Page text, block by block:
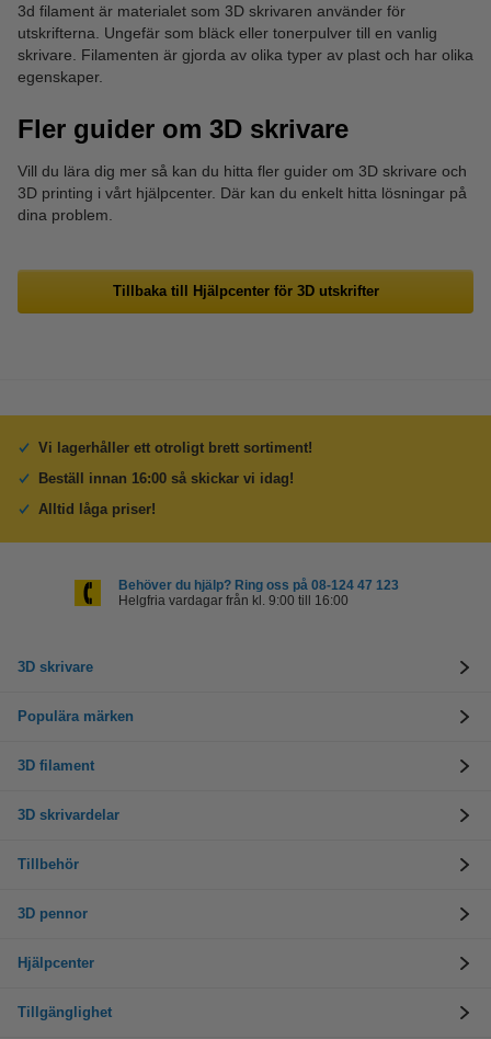
3d filament är materialet som 3D skrivaren använder för
utskrifterna. Ungefär som bläck eller tonerpulver till en vanlig
skrivare. Filamenten är gjorda av olika typer av plast och har olika
egenskaper.
Fler guider om 3D skrivare
Vill du lära dig mer så kan du hitta fler guider om 3D skrivare och
3D printing i vårt hjälpcenter. Där kan du enkelt hitta lösningar på
dina problem.
Tillbaka till Hjälpcenter för 3D utskrifter
Vi lagerhåller ett otroligt brett sortiment!
Beställ innan 16:00 så skickar vi idag!
Alltid låga priser!
Behöver du hjälp? Ring oss på 08-124 47 123
Helgfria vardagar från kl. 9:00 till 16:00
3D skrivare
Populära märken
3D filament
3D skrivardelar
Tillbehör
3D pennor
Hjälpcenter
Tillgänglighet